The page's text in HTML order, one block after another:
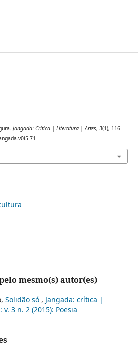
Jangada: Crítica | Literatura | Artes, 3(1), 116–
mesmo(s) autor(es)
Solidão só , Jangada: crítica |
3 n. 2 (2015): Poesia